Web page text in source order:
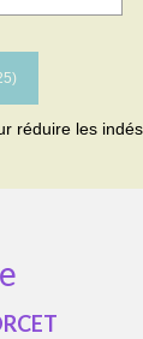
réduire les